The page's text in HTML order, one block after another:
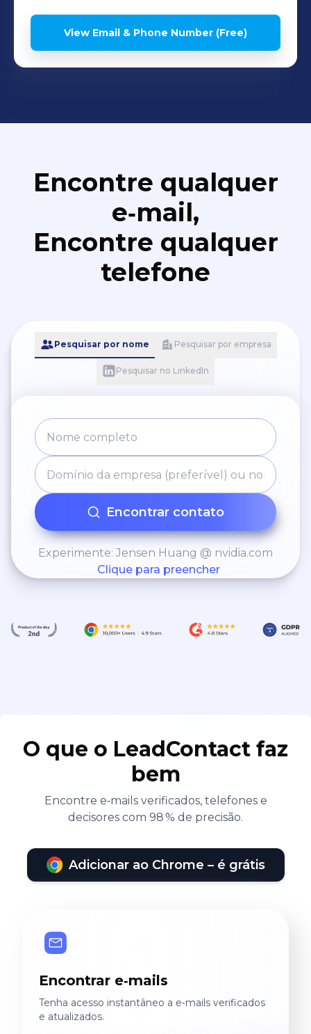
View Email & Phone Number (Free)
Encontre qualquer
e‑mail,
Encontre qualquer
telefone
Pesquisar por nome Pesquisar por empresa
Pesquisar no LinkedIn
Encontrar contato
Experimente: Jensen Huang @ nvidia.com
Clique para preencher
O que o LeadContact faz
bem
Encontre e‑mails verificados, telefones e
decisores com 98 % de precisão.
Adicionar ao Chrome – é grátis
Encontrar e‑mails
Tenha acesso instantâneo a e‑mails verificados
e atualizados.